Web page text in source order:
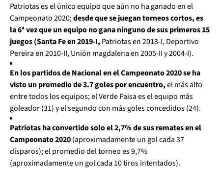
Patriotas es el único equipo que aún no ha ganado en el
Campeonato 2020;desde que se juegan torneos cortos, es
la 6ª vez que un equipo no gana ninguno de sus primeros 15
juegos (Santa Fe en 2019-I, Patriotas en 2013-I, Deportivo
Pereira en 2010-II, Unión magdalena en 2005-II y 2004-I).
En los partidos de Nacional en el Campeonato 2020 se ha
visto un promedio de 3.7 goles por encuentro,el más alto
entre todos los equipos; el Verde Paisa es el equipo más
goleador (31) y el segundo con más goles concedidos (24).
Patriotas ha convertido solo el 2,7% de sus remates en el
Campeonato 2020(aproximadamente un gol cada 37
disparos); el promedio del torneo es 9,7%
(aproximadamente un gol cada 10 tiros intentados).